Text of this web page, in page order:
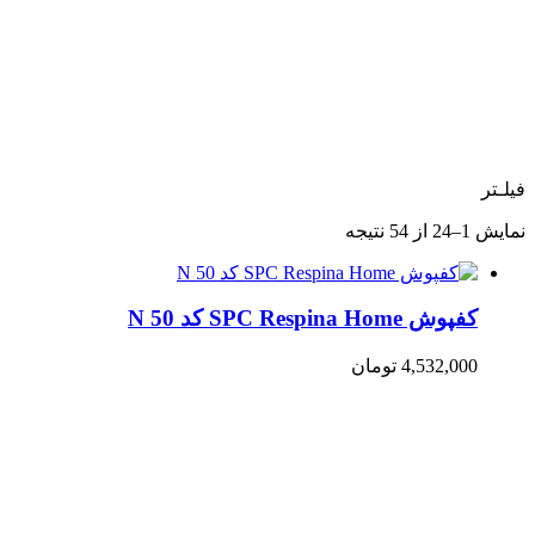
فیلـتر
نمایش 1–24 از 54 نتیجه
اساس
کفپوش SPC Respina Home کد N 50
4,532,000 تومان